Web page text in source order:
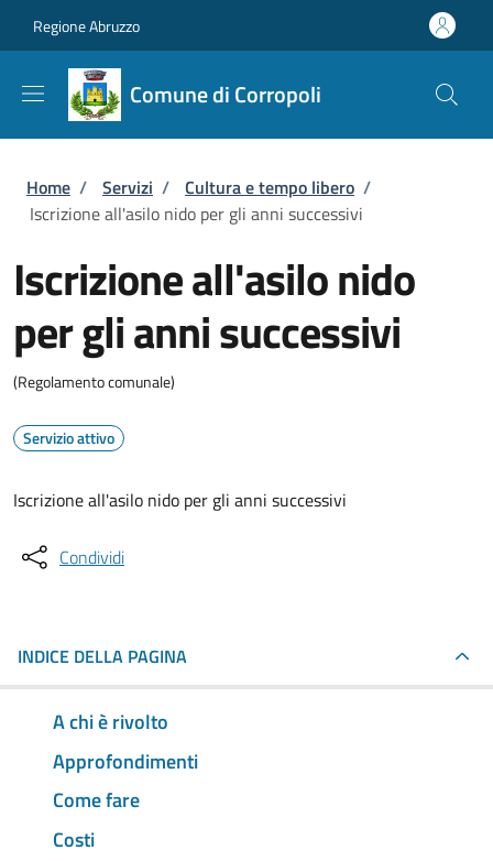
Regione Abruzzo
Comune di Corropoli
Briciole di pane
Home / Servizi / Cultura e tempo libero /
Iscrizione all'asilo nido per gli anni successivi
Iscrizione all'asilo nido
per gli anni successivi
(Regolamento comunale)
Servizio attivo
Iscrizione all'asilo nido per gli anni successivi
Condividi
INDICE DELLA PAGINA
A chi è rivolto
Approfondimenti
Come fare
Costi